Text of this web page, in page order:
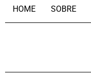
HOME SOBRE